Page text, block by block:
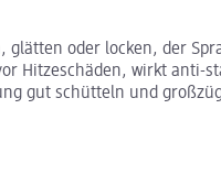
oder locken, der
Hitzeschäden, wirkt anti-
gut schütteln und